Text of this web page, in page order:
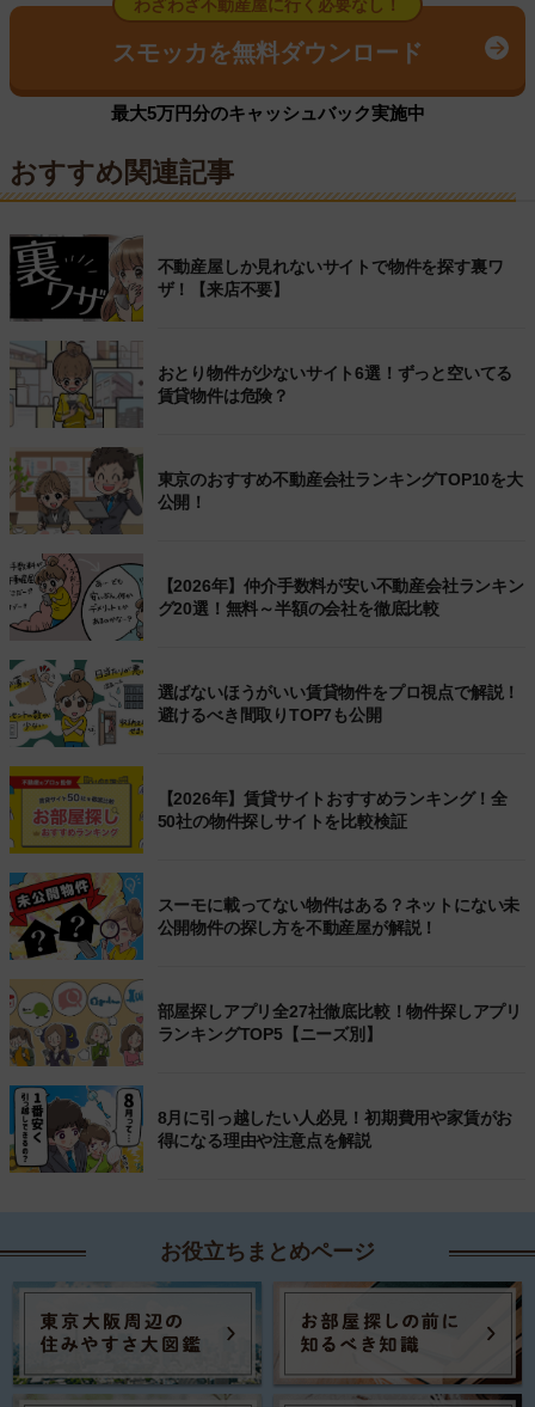
わざわざ不動産屋に行く必要なし！
スモッカを無料ダウンロード
最大5万円分のキャッシュバック実施中
おすすめ関連記事
不動産屋しか見れないサイトで物件を探す裏ワ
ザ！【来店不要】
おとり物件が少ないサイト6選！ずっと空いてる
賃貸物件は危険？
東京のおすすめ不動産会社ランキングTOP10を大
公開！
【2026年】仲介手数料が安い不動産会社ランキン
グ20選！無料～半額の会社を徹底比較
選ばないほうがいい賃貸物件をプロ視点で解説！
避けるべき間取りTOP7も公開
【2026年】賃貸サイトおすすめランキング！全
50社の物件探しサイトを比較検証
スーモに載ってない物件はある？ネットにない未
公開物件の探し方を不動産屋が解説！
部屋探しアプリ全27社徹底比較！物件探しアプリ
ランキングTOP5【ニーズ別】
8月に引っ越したい人必見！初期費用や家賃がお
得になる理由や注意点を解説
お役立ちまとめページ